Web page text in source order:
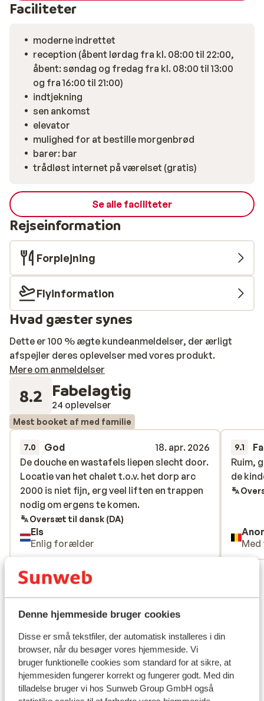
Denne hjemmeside bruger cookies
Disse er små tekstfiler, der automatisk installeres i din
browser, når du besøger vores hjemmeside. Vi
bruger funktionelle cookies som standard for at sikre, at
hjemmesiden fungerer korrekt og fungerer godt. Med din
tilladelse bruger vi hos Sunweb Group GmbH også
Faciliteter
moderne indrettet
reception (åbent lørdag fra kl. 08:00 til 22:00,
åbent: søndag og fredag fra kl. 08:00 til 13:00
og fra 16:00 til 21:00)
indtjekning
sen ankomst
elevator
mulighed for at bestille morgenbrød
barer: bar
trådløst internet på værelset (gratis)
Se alle faciliteter
Rejseinformation
Forplejning
Flyinformation
Hvad gæster synes
Dette er 100 % ægte kundeanmeldelser, der ærligt
afspejler deres oplevelser med vores produkt.
Mere om anmeldelser
8.2 Fabelagtig
24 oplevelser
Mest booket af med familie
7.0 God
18. apr. 2026
De douche en wastafels liepen slecht door.
Locatie van het chalet t.o.v. het dorp arc
2000 is niet fijn, erg veel liften en trappen
nodig om ergens te komen.
De douche en wastafels liepen slecht door.
Locatie van het chalet t.o.v. het dorp arc
2000 is niet fijn, erg veel liften en trappen
nodig om ergens te komen.
Oversæt til dansk (DA)
Els
Enlig forælder
9.1
Ruim,
de
Ruim,
de
Se alle 24 anmeldelser
Lokation
Se på kort